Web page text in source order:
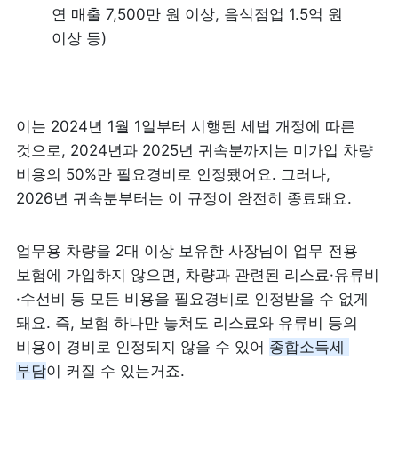
연 매출 7,500만 원 이상, 음식점업 1.5억 원
이상 등)
이는 2024년 1월 1일부터 시행된 세법 개정에 따른
것으로, 2024년과 2025년 귀속분까지는 미가입 차량
2026년 귀속분부터는 이 규정이 완전히 종료돼요.
업무용 차량을 2대 이상 보유한 사장님이 업무 전용
보험에 가입하지 않으면, 차량과 관련된 리스료·유류비
·수선비 등 모든 비용을 필요경비로 인정받을 수 없게
돼요. 즉, 보험 하나만 놓쳐도 리스료와 유류비 등의
비용이 경비로 인정되지 않을 수 있어 종합소득세
부담이 커질 수 있는거죠.